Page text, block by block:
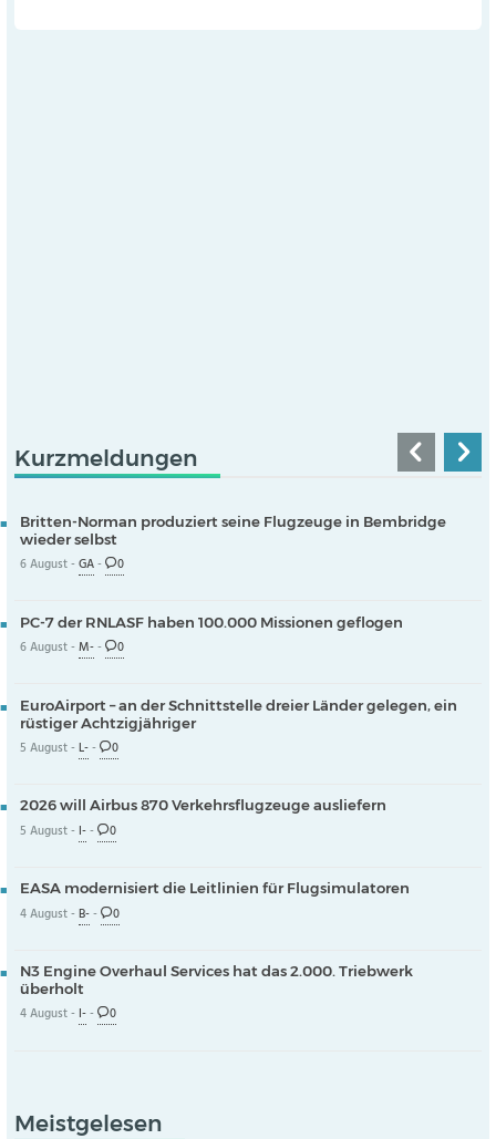
Kurzmeldungen
Britten-Norman produziert seine Flugzeuge in Bembridge
wieder selbst
6 August -GA- 0
PC-7 der RNLASF haben 100.000 Missionen geflogen
6 August -M-- 0
EuroAirport – an der Schnittstelle dreier Länder gelegen, ein
rüstiger Achtzigjähriger
5 August -L-- 0
2026 will Airbus 870 Verkehrsflugzeuge ausliefern
5 August - I-- 0
EASA modernisiert die Leitlinien für Flugsimulatoren
4 August -B-- 0
N3 Engine Overhaul Services hat das 2.000. Triebwerk
überholt
4 August - I-- 0
Meistgelesen